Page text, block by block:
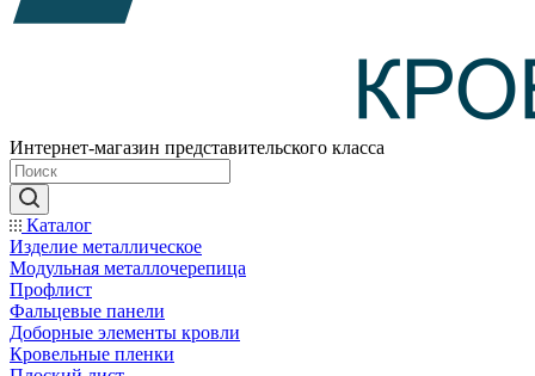
Интернет-магазин представительского класса
Каталог
Изделие металлическое
Модульная металлочерепица
Профлист
Фальцевые панели
Доборные элементы кровли
Кровельные пленки